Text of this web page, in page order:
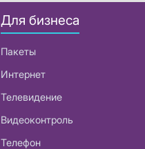
Для бизнеса
Пакеты
Интернет
Телевидение
Видеоконтроль
Телефон